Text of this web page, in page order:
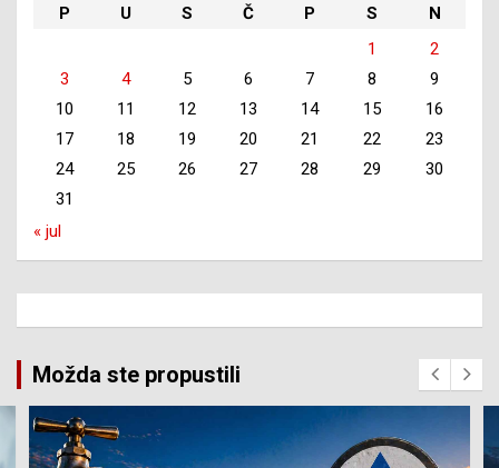
P
U S Č P S
N
1
2
3
4 5 6 7 8
9
10
11 12 13 14 15
16
17
18 19 20 21 22
23
24
25 26 27 28 29
30
31
« jul
Možda ste propustili